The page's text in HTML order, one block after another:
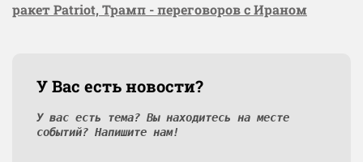
ракет Patriot, Трамп - переговоров с Ираном
У Вас есть новости?
У вас есть тема? Вы находитесь на месте
событий? Напишите нам!